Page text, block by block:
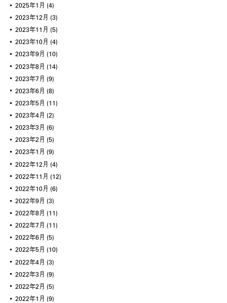
2025年1月 (4)
2023年12月 (3)
2023年11月 (5)
2023年10月 (4)
2023年9月 (10)
2023年8月 (14)
2023年7月 (9)
2023年6月 (8)
2023年5月 (11)
2023年4月 (2)
2023年3月 (6)
2023年2月 (5)
2023年1月 (9)
2022年12月 (4)
2022年11月 (12)
2022年10月 (6)
2022年9月 (3)
2022年8月 (11)
2022年7月 (11)
2022年6月 (5)
2022年5月 (10)
2022年4月 (3)
2022年3月 (9)
2022年2月 (5)
2022年1月 (9)